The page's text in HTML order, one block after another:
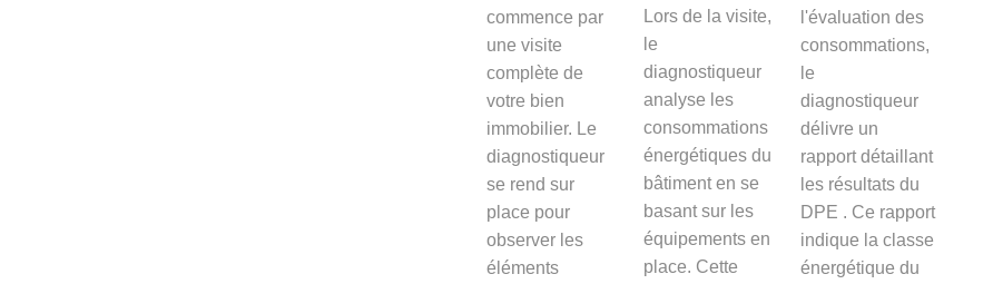
commence par
une visite
complète de
votre bien
immobilier. Le
diagnostiqueur
se rend sur
place pour
observer les
éléments
Lors de la visite,
le
diagnostiqueur
analyse les
consommations
énergétiques du
bâtiment en se
basant sur les
équipements en
place. Cette
l'évaluation des
consommations,
le
diagnostiqueur
délivre un
rapport détaillant
les résultats du
DPE . Ce rapport
indique la classe
énergétique du